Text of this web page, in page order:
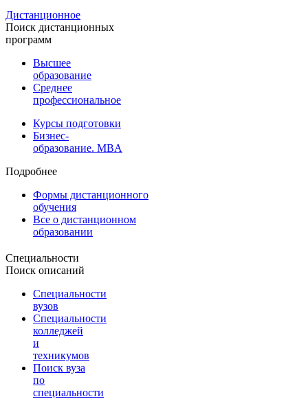
Дистанционное
Поиск дистанционных
программ
Высшее
образование
Среднее
профессиональное
Курсы подготовки
Бизнес-
образование. MBA
Подробнее
Формы дистанционного
обучения
Все о дистанционном
образовании
Специальности
Поиск описаний
Специальности
вузов
Специальности
колледжей
и
техникумов
Поиск вуза
по
специальности